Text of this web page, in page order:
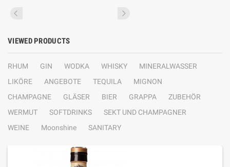
VIEWED PRODUCTS
RHUM GIN WODKA WHISKY
MINERALWASSER
LIKÖRE
ANGEBOTE TEQUILA
MIGNON
CHAMPAGNE
GLÄSER BIER GRAPPA
ZUBEHÖR
WERMUT
SOFTDRINKS
SEKT UND CHAMPAGNER
WEINE
Moonshine SANITARY